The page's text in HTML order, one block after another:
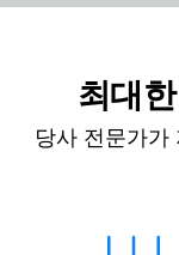
최대
당사 전문가가